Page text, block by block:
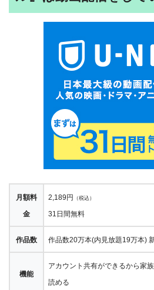
月額料
金
2,189円 （税込）
31日間無料
作品数 作品数20万本(内見放題19万本)
機能
アカウント共有ができるから家
読める